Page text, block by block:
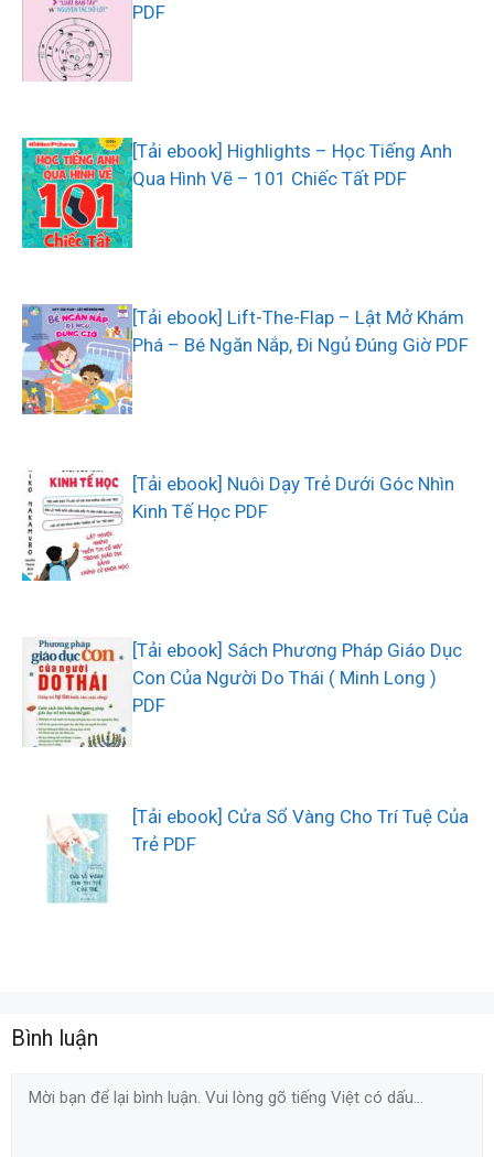
PDF
[Tải ebook] Highlights – Học Tiếng Anh
Qua Hình Vẽ – 101 Chiếc Tất PDF
[Tải ebook] Lift-The-Flap – Lật Mở Khám
Phá – Bé Ngăn Nắp, Đi Ngủ Đúng Giờ PDF
[Tải ebook] Nuôi Dạy Trẻ Dưới Góc Nhìn
Kinh Tế Học PDF
[Tải ebook] Sách Phương Pháp Giáo Dục
Con Của Người Do Thái ( Minh Long )
PDF
[Tải ebook] Cửa Sổ Vàng Cho Trí Tuệ Của
Trẻ PDF
Bình luận
Comment